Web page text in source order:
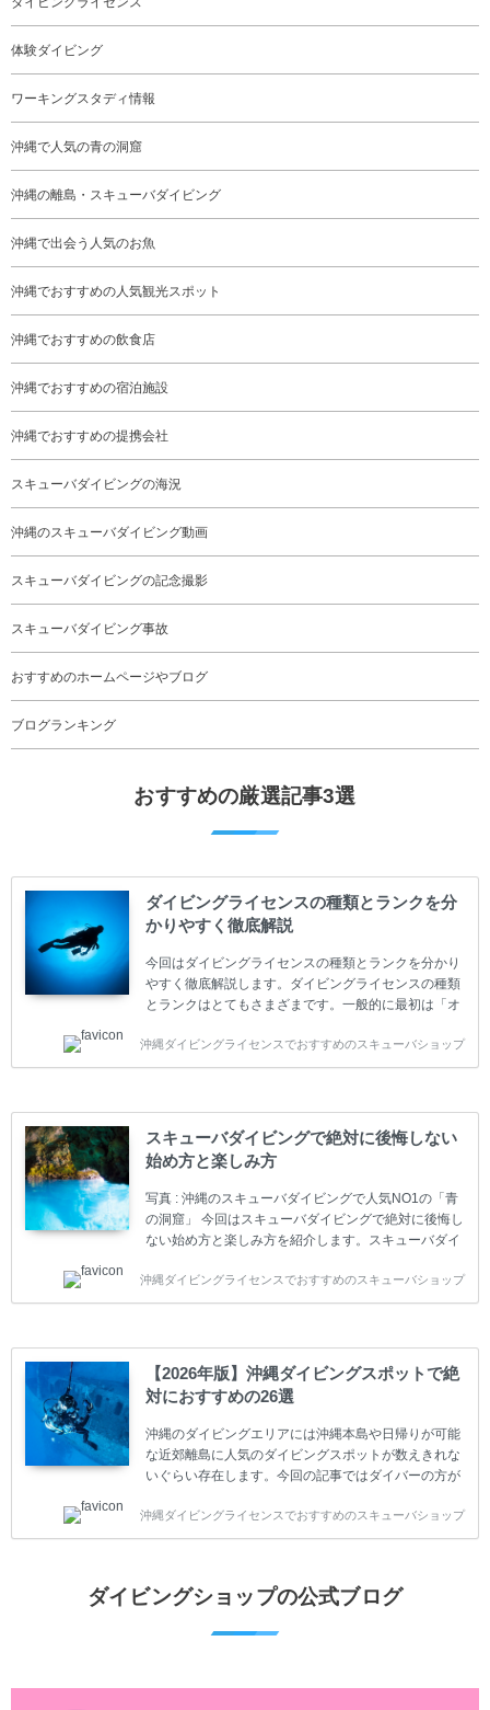
体験ダイビング
ワーキングスタディ情報
沖縄で人気の青の洞窟
沖縄の離島・スキューバダイビング
沖縄で出会う人気のお魚
沖縄でおすすめの人気観光スポット
沖縄でおすすめの飲食店
沖縄でおすすめの宿泊施設
沖縄でおすすめの提携会社
スキューバダイビングの海況
沖縄のスキューバダイビング動画
スキューバダイビングの記念撮影
スキューバダイビング事故
おすすめのホームページやブログ
ブログランキング
おすすめの厳選記事3選
ダイビングライセンスの種類とランクを分
かりやすく徹底解説
今回はダイビングライセンスの種類とランクを分かり
やすく徹底解説します。ダイビングライセンスの種類
とランクはとてもさまざまです。一般的に最初は「オ
す。 ダイビングのライセンスカードはダイビングの教
育機関もしくは指導団体が発行しています。教育機関
ダイバーの育成・指導や安全管理、環境保全などの活
動をしています。 ダイビングライセンスの種類はエン
トリーレベルのライセンスからプロレベルのライセン
スまでランク分けされています。各教育機関(指導団
体)によってライセンスカードの名称、トレーニング内
容に違いがありま...
沖縄ダイビングライセンスでおすすめのスキューバショップ
スキューバダイビングで絶対に後悔しない
始め方と楽しみ方
写真 : 沖縄のスキューバダイビングで人気NO1の「青
の洞窟」 今回はスキューバダイビングで絶対に後悔し
ない始め方と楽しみ方を紹介します。スキューバダイ
やまだ始めて間もない初心者の方に必見の内容です。
スキューバダイビングの始め方と楽しみ方について学
ててしまうと、せっかく楽しみにしていたスキューバ
ダイビングが台無しになり後悔することになってしま
うかもしれません。 又、スキューバダイビングは事故
のリスクがあるスポーツでもあります。もしかしたら
危険な思いをしてしまうかもしれません。 今回は現地
ダイビング...
沖縄ダイビングライセンスでおすすめのスキューバショップ
【2026年版】沖縄ダイビングスポットで絶
対におすすめの26選
沖縄のダイビングエリアには沖縄本島や日帰りが可能
な近郊離島に人気のダイビングスポットが数えきれな
いぐらい存在します。今回の記事ではダイバーの方が
グスポットを紹介します。 当スクールは、沖縄本島で
は北谷町、嘉手納町、読谷村、恩納村、名護市、本部
案内しております。 ダイビングライセンスをお持ちの
沖縄ダイビングライセンスでおすすめのスキューバショップ
ダイビングショップの公式ブログ